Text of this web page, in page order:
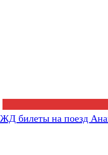
ЖД билеты на поезд